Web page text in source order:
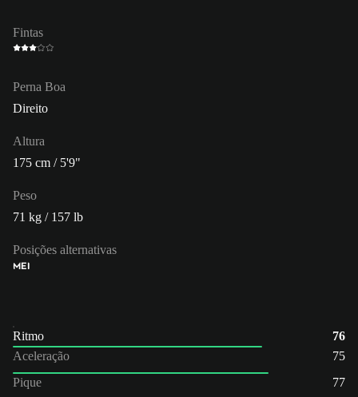
Fintas
Perna Boa
Direito
Altura
175 cm / 5'9"
Peso
71 kg / 157 lb
Posições alternativas
MEI
Ritmo
76
Aceleração
75
Pique
77